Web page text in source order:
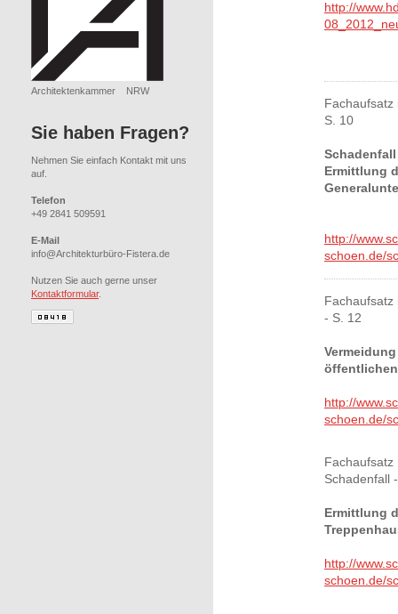
http://
S. 10
Schadenfall
Ermittlung
http://
schoen.de/
- S. 12
http://
schoen.de/
Schadenfall
Ermittlung
http://
schoen.de/
Architektenkammer NRW
Sie haben Fragen?
Nehmen Sie einfach Kontakt mit uns
auf.
Telefon
+49 2841 509591
E-Mail
info@Architekturbüro-Fistera.de
Nutzen Sie auch gerne unser
Kontaktformular.